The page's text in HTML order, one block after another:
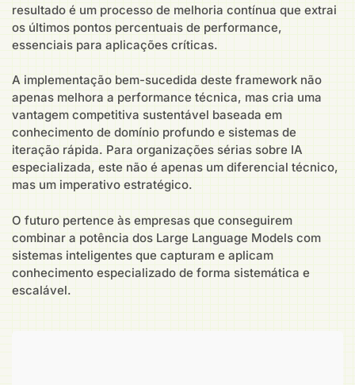
resultado é um processo de melhoria contínua que extrai
os últimos pontos percentuais de performance,
essenciais para aplicações críticas.
A implementação bem-sucedida deste framework não
apenas melhora a performance técnica, mas cria uma
vantagem competitiva sustentável baseada em
conhecimento de domínio profundo e sistemas de
iteração rápida. Para organizações sérias sobre IA
especializada, este não é apenas um diferencial técnico,
mas um imperativo estratégico.
O futuro pertence às empresas que conseguirem
combinar a potência dos Large Language Models com
sistemas inteligentes que capturam e aplicam
conhecimento especializado de forma sistemática e
escalável.